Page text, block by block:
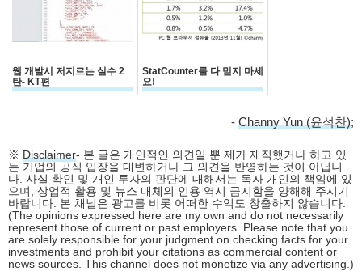
웹 개발시 저지르는 실수 2
탄- KT편
StatCounter를 다 믿지 마세
요!
- Channy Yun (윤석찬);
※ Disclaimer- 본 글은 개인적인 의견일 뿐 제가 재직했거나 하고 있
는 기업의 공식 입장을 대변하거나 그 의견을 반영하는 것이 아닙니
다. 사실 확인 및 개인 투자의 판단에 대해서는 독자 개인의 책임에 있
으며, 상업적 활용 및 뉴스 매체의 인용 역시 금지함을 양해해 주시기
바랍니다. 본 채널은 광고를 비롯 어떠한 수익도 창출하지 않습니다.
(The opinions expressed here are my own and do not necessarily
represent those of current or past employers. Please note that you
are solely responsible for your judgment on checking facts for your
investments and prohibit your citations as commercial content or
news sources. This channel does not monetize via any advertising.)